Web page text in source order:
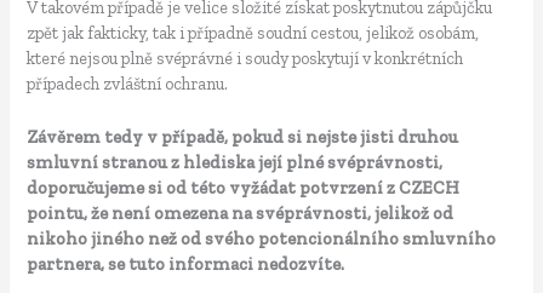
V takovém případě je velice složité získat poskytnutou zápůjčku
zpět jak fakticky, tak i případně soudní cestou, jelikož osobám,
které nejsou plně svéprávné i soudy poskytují v konkrétních
případech zvláštní ochranu.
Závěrem tedy v případě, pokud si nejste jisti druhou
smluvní stranou z hlediska její plné svéprávnosti,
doporučujeme si od této vyžádat potvrzení z CZECH
pointu, že není omezena na svéprávnosti, jelikož od
nikoho jiného než od svého potencionálního smluvního
partnera, se tuto informaci nedozvíte.